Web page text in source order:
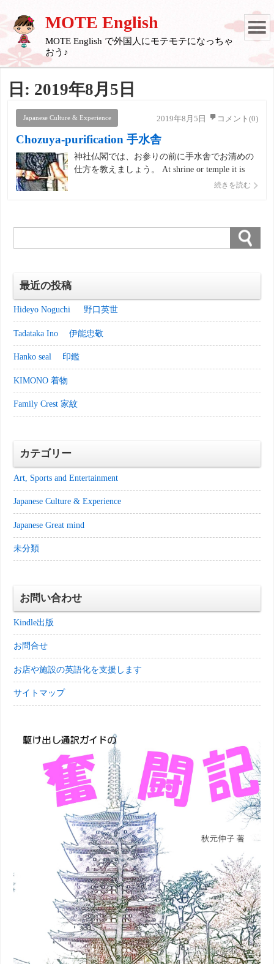
MOTE English
MOTE English で外国人にモテモテになっちゃ
おう♪
日: 2019年8月5日
Japanese Culture & Experience 2019年8月5日 コメント(0)
Chozuya-purification 手水舎
神社仏閣では、お参りの前に手水舎でお清めの
仕方を教えましょう。 At shrine or temple it is
necessary to purify yourself at purification fountain
続きを読む
最近の投稿
Hideyo Noguchi 野口英世
Tadataka Ino 伊能忠敬
Hanko seal 印鑑
KIMONO 着物
Family Crest 家紋
カテゴリー
Art, Sports and Entertainment
Japanese Culture & Experience
Japanese Great mind
未分類
お問い合わせ
Kindle出版
お問合せ
お店や施設の英語化を支援します
サイトマップ